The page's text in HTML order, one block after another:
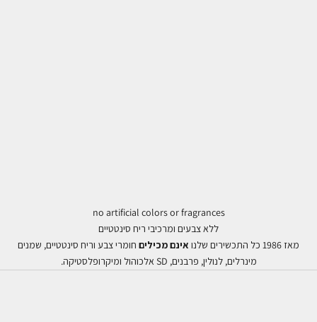
no artificial colors or fragrances
ללא צבעים ומרכיבי ריח סינטטיים
מאז 1986 כל התכשירים שלנו
אינם מכילים חומרי צבע וריח סינטטיים, שמנים
מינרלים, לנולין, פרבנים, SD אלכוהול ומיקרופלסטיקה.